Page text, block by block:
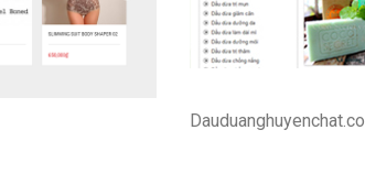
Dauduanghuyenchat.co